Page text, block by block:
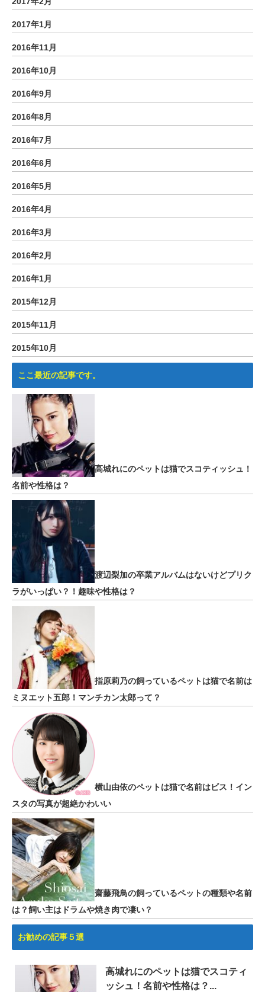
2017年1月
2016年11月
2016年10月
2016年9月
2016年8月
2016年7月
2016年6月
2016年5月
2016年4月
2016年3月
2016年2月
2016年1月
2015年12月
2015年11月
2015年10月
ここ最近の記事です。
高城れにのペットは猫でスコティッシュ！
名前や性格は？
渡辺梨加の卒業アルバムはないけどプリク
ラがいっぱい？！趣味や性格は？
指原莉乃の飼っているペットは猫で名前は
ミヌエット五郎！マンチカン太郎って？
横山由依のペットは猫で名前はビス！イン
スタの写真が超絶かわいい
齋藤飛鳥の飼っているペットの種類や名前
は？飼い主はドラムや焼き肉で凄い？
お勧めの記事５選
高城れにのペットは猫でスコティ
ッシュ！名前や性格は？...